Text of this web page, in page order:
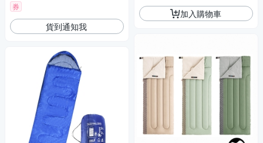
券
貨到通知我
加入購物車